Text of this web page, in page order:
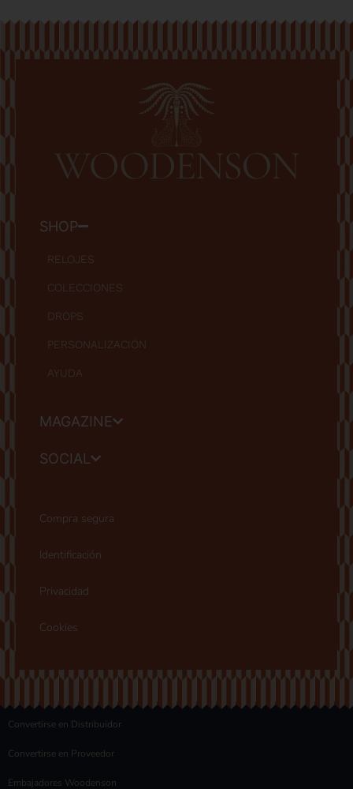
SHOP
RELOJES
COLECCIONES
DROPS
PERSONALIZACIÓN
AYUDA
MAGAZINE
SOCIAL
Compra segura
Identificación
Privacidad
Cookies
Convertirse en Distribuidor
Convertirse en Proveedor
Embajadores Woodenson